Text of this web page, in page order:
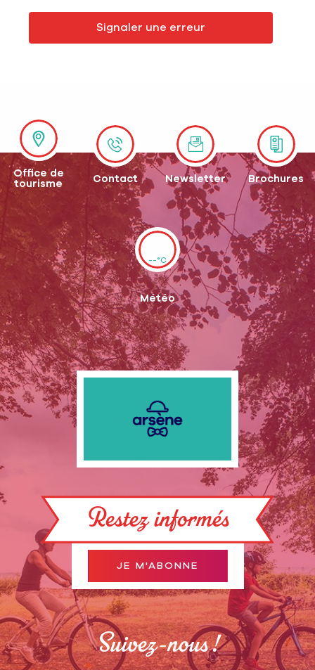
Signaler une erreur
Office de
tourisme
Contact Newsletter Brochures
--°C
Météo
Restez informés
JE M'ABONNE
Suivez-nous !